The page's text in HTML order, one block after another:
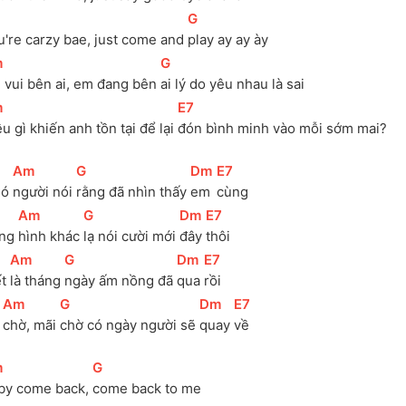
carzy bae, just come and
[
G
play ay ay ày
vui bên ai, em đang bên
[
G
ai lý do yêu nhau là sai
gì khiến anh tồn tại để lại
[E7
đón bình minh vào mỗi sớm mai?
[
Am
người nói
[
G
rằng đã nhìn thấy
[Dm ]
em
[E7
cùng
[
Am
hình khác
[
G
lạ nói cười mới
[Dm ]
đây
[E7
thôi
[
Am
là tháng
[
G
ngày ấm nồng đã
[Dm ]
qua
[E7
rồi
[
Am
chờ, mãi
[
G
chờ có ngày người sẽ
[Dm
quay
[E7
về
come back,
[
G
come back to me